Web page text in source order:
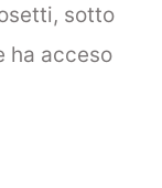
sotto
ha acceso